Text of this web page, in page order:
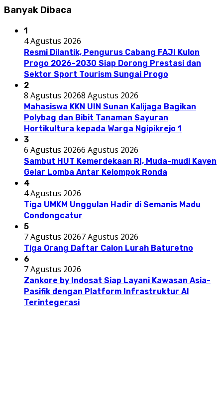
Banyak Dibaca
1
4 Agustus 2026
Resmi Dilantik, Pengurus Cabang FAJI Kulon
Progo 2026-2030 Siap Dorong Prestasi dan
Sektor Sport Tourism Sungai Progo
2
8 Agustus 20268 Agustus 2026
Mahasiswa KKN UIN Sunan Kalijaga Bagikan
Polybag dan Bibit Tanaman Sayuran
Hortikultura kepada Warga Ngipikrejo 1
3
6 Agustus 20266 Agustus 2026
Sambut HUT Kemerdekaan RI, Muda-mudi Kayen
Gelar Lomba Antar Kelompok Ronda
4
4 Agustus 2026
Tiga UMKM Unggulan Hadir di Semanis Madu
Condongcatur
5
7 Agustus 20267 Agustus 2026
Tiga Orang Daftar Calon Lurah Baturetno
6
7 Agustus 2026
Zankore by Indosat Siap Layani Kawasan Asia-
Pasifik dengan Platform Infrastruktur AI
Terintegerasi